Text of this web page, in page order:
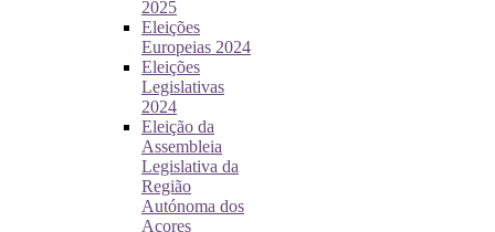
2025
Eleições
Europeias 2024
Eleições
Legislativas
2024
Eleição da
Assembleia
Legislativa da
Região
Autónoma dos
Açores